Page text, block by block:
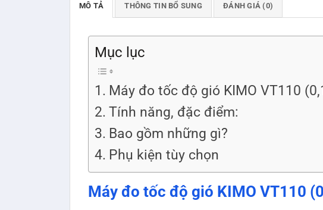
MÔ TẢ THÔNG TIN BỔ SUNG ĐÁNH GIÁ (0)
Mục lục
Máy đo tốc độ gió KIMO VT110
Tính năng, đặc điểm:
Bao gồm những gì?
Phụ kiện tùy chọn
Máy đo tốc độ gió KIMO VT110